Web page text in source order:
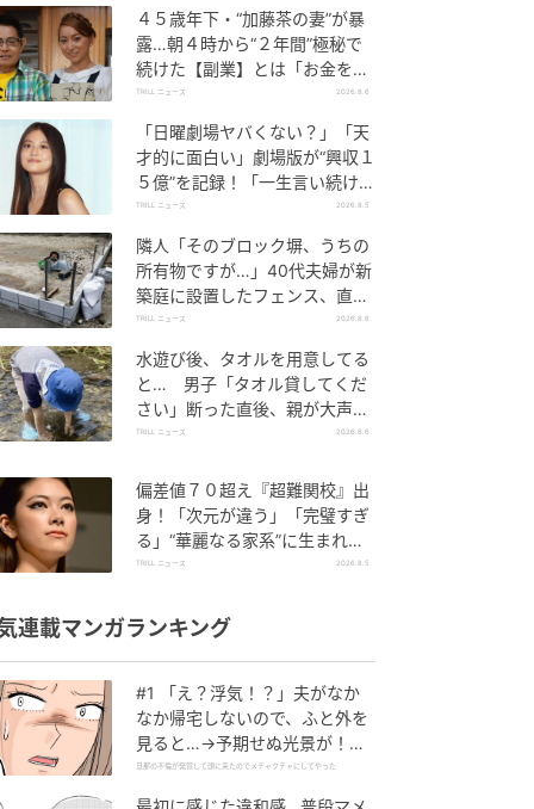
４５歳年下・“加藤茶の妻”が暴
露…朝４時から“２年間”極秘で
続けた【副業】とは「お金を稼
ぐのって大変」
TRILL ニュース 2026.8.6
「日曜劇場ヤバくない？」「天
才的に面白い」劇場版が“興収１
５億”を記録！「一生言い続け
る」放送後も続く“切望の声”
TRILL ニュース 2026.8.5
隣人「そのブロック塀、うちの
所有物ですが…」40代夫婦が新
築庭に設置したフェンス、直後
に迫られた"顛末"
TRILL ニュース 2026.8.6
水遊び後、タオルを用意してる
と… 男子「タオル貸してくだ
さい」断った直後、親が大声で
放った一言に絶句
TRILL ニュース 2026.8.6
偏差値７０超え『超難関校』出
身！「次元が違う」「完璧すぎ
る」“華麗なる家系”に生まれた
【規格外の逸材】
TRILL ニュース 2026.8.5
連載マンガランキング
#1 「え？浮気！？」夫がなか
なか帰宅しないので、ふと外を
見ると…→予期せぬ光景が！｜
旦那の不倫が発覚して頭に来た
旦那の不倫が発覚して頭に来たのでメチャクチャにしてやった